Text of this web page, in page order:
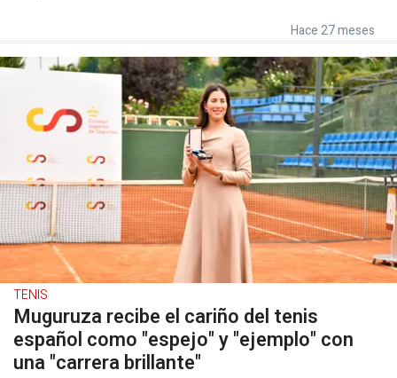
Hace 27 meses
TENIS
Muguruza recibe el cariño del tenis
español como "espejo" y "ejemplo" con
una "carrera brillante"